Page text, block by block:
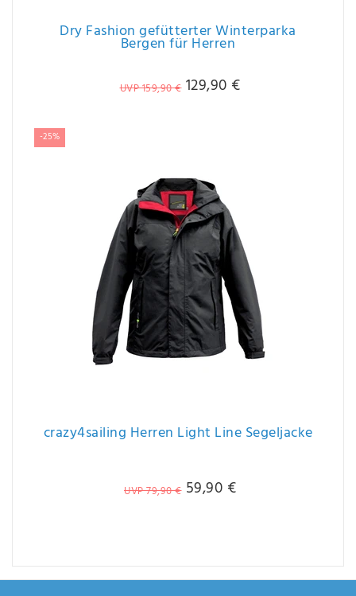
Dry Fashion gefütterter Winterparka
Bergen für Herren
UVP 159,90 € 129,90 €
-25%
crazy4sailing Herren Light Line Segeljacke
UVP 79,90 € 59,90 €